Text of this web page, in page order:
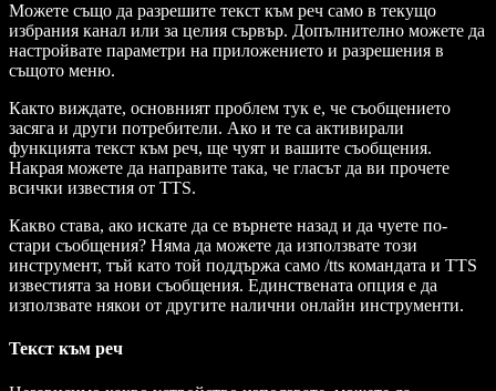
Можете също да разрешите текст към реч само в текущо
избрания канал или за целия сървър. Допълнително можете да
настройвате параметри на приложението и разрешения в
същото меню.
Както виждате, основният проблем тук е, че съобщението
засяга и други потребители. Ако и те са активирали
функцията текст към реч, ще чуят и вашите съобщения.
Накрая можете да направите така, че гласът да ви прочете
всички известия от TTS.
Какво става, ако искате да се върнете назад и да чуете по-
стари съобщения? Няма да можете да използвате този
инструмент, тъй като той поддържа само /tts командата и TTS
известията за нови съобщения. Единствената опция е да
използвате някои от другите налични онлайн инструменти.
Текст към реч